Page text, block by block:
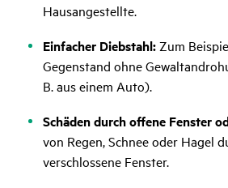
Hausangestellte.
Einfacher Diebstahl:Zum
Gegenstand ohne
B. aus einem Auto).
Schäden durch offene Fenster
von Regen, Schnee oder Hagel
verschlossene Fenster.